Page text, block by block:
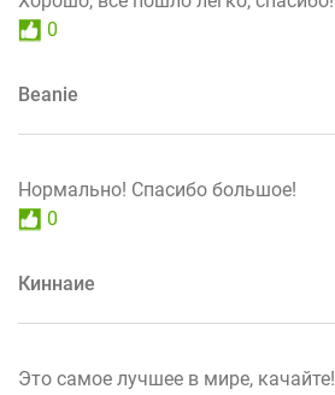
0
Beanie
Нормально! Спасибо большое!
0
Киннаие
Это самое лучшее в мире, качайте!